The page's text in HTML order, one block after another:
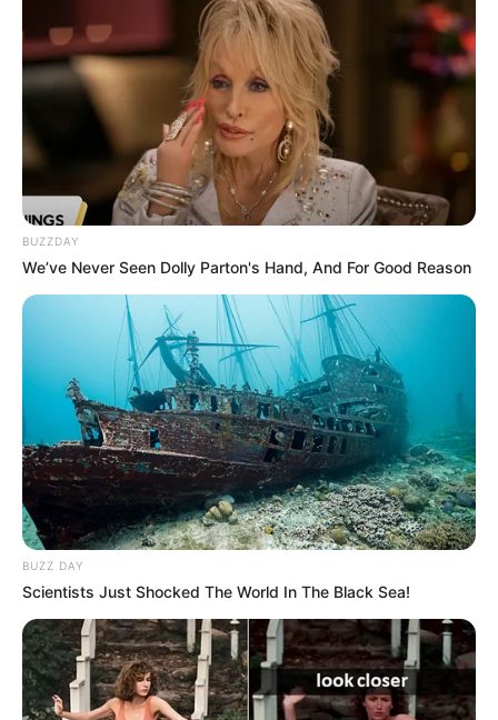
Telemedellín en los
últimos cuatro años
DANIEL QUINTERO CALLE
Estalla escándalo en
Medellín por contratos de
la Alcaldía en pauta
publicitaria
NOTICIAS ANTIOQUIA
Gerentes nombran sus
directores de noticias en
Telemedellín: Alcalde
Daniel Quintero
ALERTA PAISA
periodista Hernán Muñoz
NOTICIAS ANTIOQUIA
BUZZDAY
We’ve Never Seen Dolly Parton's Hand, And For Good Reason
BUZZ DAY
Scientists Just Shocked The World In The Black Sea!